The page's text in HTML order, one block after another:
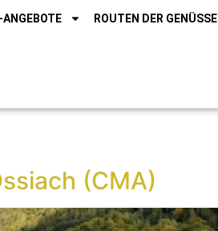
ROUTEN DER GENÜSSE
(CMA)